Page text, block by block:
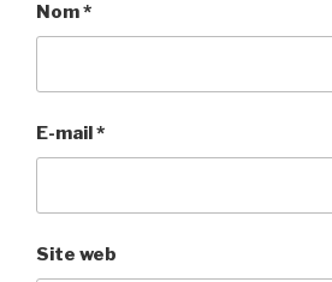
Nom*
E-mail *
Site web